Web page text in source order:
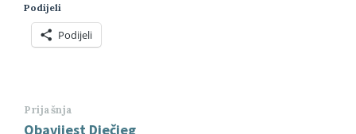
Podijeli
Podijeli
Prijašnja
Obavijest Dječjeg